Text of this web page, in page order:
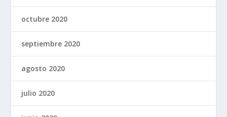
octubre 2020
septiembre 2020
agosto 2020
julio 2020